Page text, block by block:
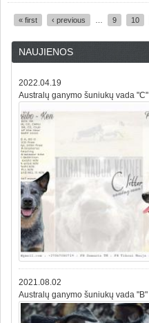
« first ‹ previous 9 10
NAUJIENOS
2022.04.19
Australų ganymo šuniukų vada "C"
2021.08.02
Australų ganymo šuniukų vada "B"